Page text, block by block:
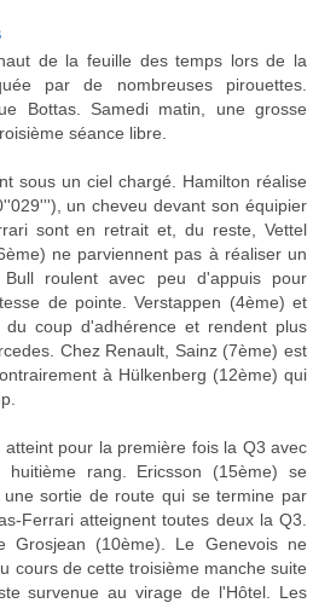
de la feuille des temps lors de la
par de nombreuses pirouettes.
Bottas. Samedi matin, une grosse
séance libre.
sous un ciel chargé. Hamilton réalise
un cheveu devant son équipier
sont en retrait et, du reste, Vettel
ne parviennent pas à réaliser un
roulent avec peu d'appuis pour
de pointe. Verstappen (4ème) et
du coup d'adhérence et rendent plus
Chez Renault, Sainz (7ème) est
à Hülkenberg (12ème) qui
pour la première fois la Q3 avec
rang. Ericsson (15ème) se
sortie de route qui se termine par
Ferrari atteignent toutes deux la Q3.
Grosjean (10ème). Le Genevois ne
cours de cette troisième manche suite
survenue au virage de l'Hôtel. Les